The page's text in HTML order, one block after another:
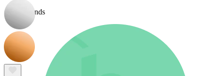
Brands